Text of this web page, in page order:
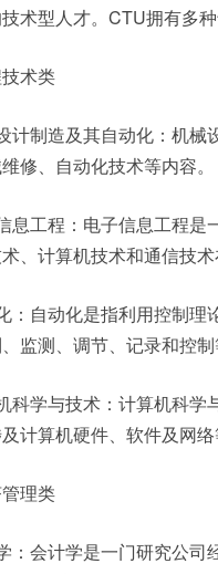
术型人才。CTU拥有多
术类
计制造及其自动化：机
修、自动化技术等内容。
息工程：电子信息工程是
、计算机技术和通信技术
：自动化是指利用控制理
监测、调节、记录和控制
科学与技术：计算机科学
计算机硬件、软件及网络
理类
：会计学是一门研究公